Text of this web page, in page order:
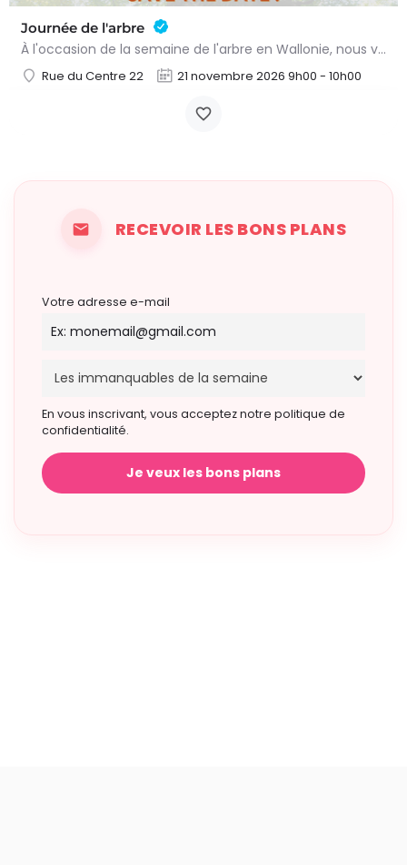
Journée de l'arbre
À l'occasion de la semaine de l'arbre en Wallonie, nous vous proposons l'annuelle distribution gratuite des…
Rue du Centre 22 21 novembre 2026 9h00 - 10h00
RECEVOIR LES BONS PLANS
Votre adresse e-mail
En vous inscrivant, vous acceptez notre politique de
confidentialité.